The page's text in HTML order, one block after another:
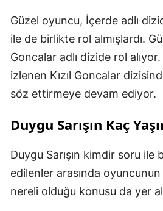
Güzel oyuncu, İçerde adlı
ile de birlikte rol almışlardı.
Goncalar adlı dizide rol
izlenen Kızıl Goncalar
söz ettirmeye devam ediyor.
Duygu Sarışın Kaç
Duygu Sarışın kimdir soru ile
edilenler arasında
nereli olduğu konusu da yer